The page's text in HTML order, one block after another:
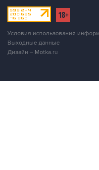
Условия использования
Выходные данные
Дизайн – Motka.ru